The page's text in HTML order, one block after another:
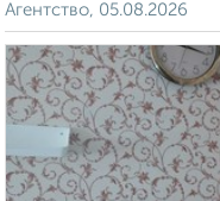
Агентство, 05.08.2026